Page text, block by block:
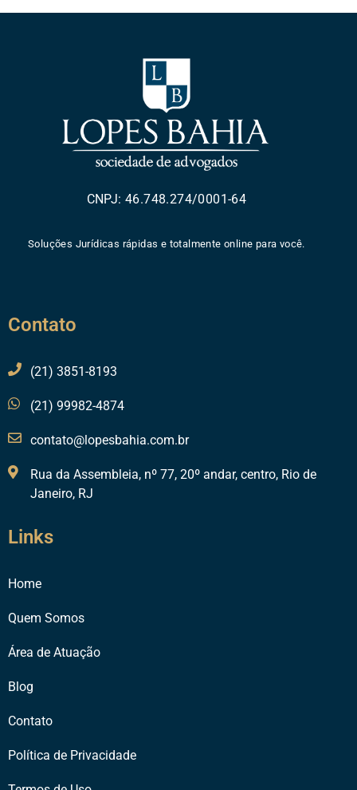
CNPJ: 46.748.274/0001-64
Soluções Jurídicas rápidas e totalmente online para você.
Contato
(21) 3851-8193
(21) 99982-4874
contato@lopesbahia.com.br
Rua da Assembleia, nº 77, 20º andar, centro, Rio de
Janeiro, RJ
Links
Home
Quem Somos
Área de Atuação
Blog
Contato
Política de Privacidade